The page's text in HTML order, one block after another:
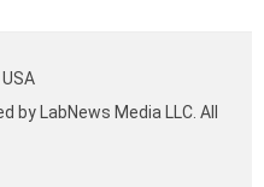
by LabNews Media LLC. All